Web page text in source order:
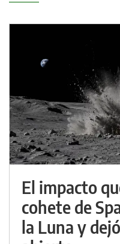
El impacto
cohete de
la Luna y